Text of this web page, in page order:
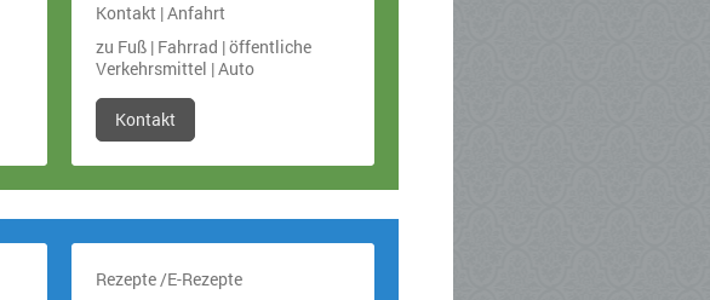
Kontakt | Anfahrt
zu Fuß | Fahrrad | öffentliche
Verkehrsmittel | Auto
Kontakt
Rezepte /E-Rezepte